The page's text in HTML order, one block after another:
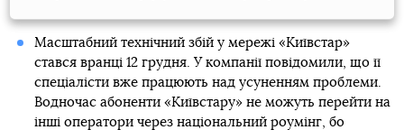
Масштабний технічний збій у мережі «Київстар»
стався вранці 12 грудня. У компанії повідомили, що її
спеціалісти вже працюють над усуненням проблеми.
Водночас абоненти «Київстару» не можуть перейти на
інші оператори через національний роумінг, бо